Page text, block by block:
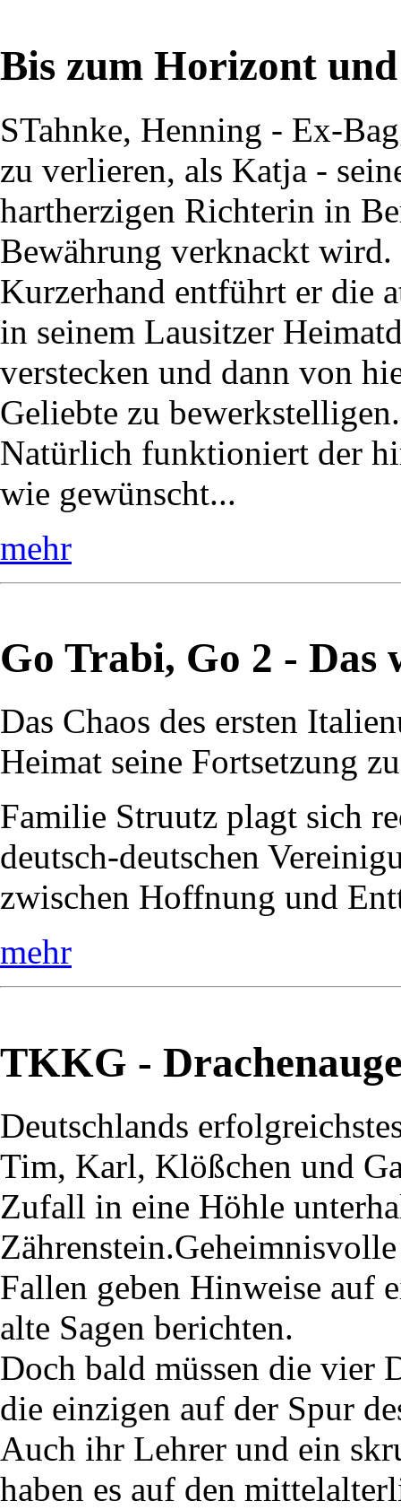
Bis zum Horizont
STahnke, Henning - Ex-
zu verlieren, als Katja -
hartherzigen Richterin in
Bewährung verknackt wird.
Kurzerhand entführt er die
in seinem Lausitzer
verstecken und dann von
Geliebte zu bewerkstelligen.
Natürlich funktioniert der
wie gewünscht...
mehr
Go Trabi, Go 2 - Das
Das Chaos des ersten
Heimat seine Fortsetzung
Familie Struutz plagt sich
deutsch-deutschen
zwischen Hoffnung und
mehr
TKKG -
Deutschlands
Tim, Karl, Klößchen und
Zufall in eine Höhle
Fallen geben Hinweise auf
alte Sagen berichten.
Doch bald müssen die vier
die einzigen auf der Spur
Auch ihr Lehrer und ein
haben es auf den